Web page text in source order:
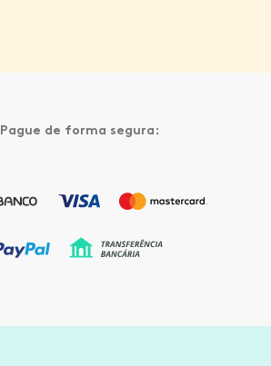
Pague de forma segura: